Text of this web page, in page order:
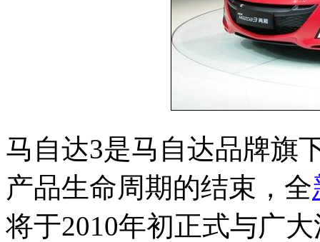
马自达3是马自达品牌旗
产品生命周期的结束，全
将于2010年初正式与广